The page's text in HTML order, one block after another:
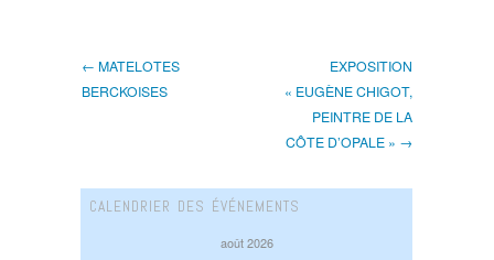
← MATELOTES
BERCKOISES
EXPOSITION
« EUGÈNE CHIGOT,
PEINTRE DE LA
CÔTE D’OPALE » →
CALENDRIER DES ÉVÉNEMENTS
août 2026